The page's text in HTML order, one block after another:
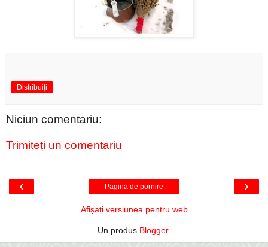
Distribuiți
Niciun comentariu:
Trimiteți un comentariu
‹ ›
Pagina de pornire
Afișați versiunea pentru web
Un produs Blogger.